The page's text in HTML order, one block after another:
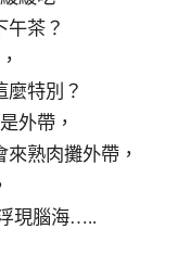
午茶？
麼特別？
外帶，
熟肉攤外帶，
現腦海…..